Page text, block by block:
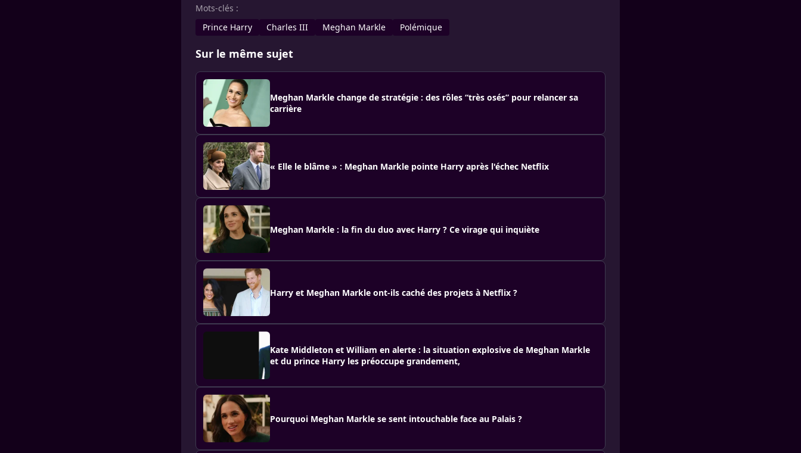
Mots-clés :
Prince Harry
Charles III Meghan Markle Polémique
Sur le même sujet
Meghan Markle change de stratégie : des rôles “très osés” pour relancer sa
carrière
« Elle le blâme » : Meghan Markle pointe Harry après l'échec Netflix
Meghan Markle : la fin du duo avec Harry ? Ce virage qui inquiète
Harry et Meghan Markle ont-ils caché des projets à Netflix ?
Kate Middleton et William en alerte : la situation explosive de Meghan Markle
et du prince Harry les préoccupe grandement,
Pourquoi Meghan Markle se sent intouchable face au Palais ?